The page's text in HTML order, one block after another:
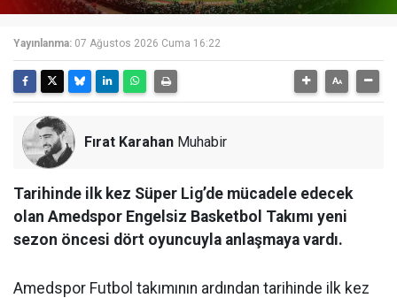
Yayınlanma: 07 Ağustos 2026 Cuma 16:22
Fırat Karahan Muhabir
Tarihinde ilk kez Süper Lig’de mücadele edecek
olan Amedspor Engelsiz Basketbol Takımı yeni
sezon öncesi dört oyuncuyla anlaşmaya vardı.
Amedspor Futbol takımının ardından tarihinde ilk kez